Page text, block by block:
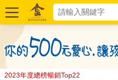
2023年度總榜暢銷Top22